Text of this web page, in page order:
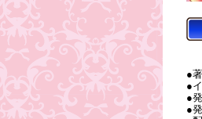
●
●
●
●